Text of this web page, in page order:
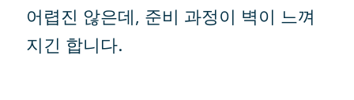
어렵진 않은데, 준비 과정이 벽이 느껴
지긴 합니다.